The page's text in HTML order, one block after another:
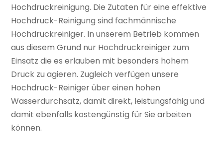
Hochdruckreinigung. Die Zutaten für eine effektive
Hochdruck-Reinigung sind fachmännische
Hochdruckreiniger. In unserem Betrieb kommen
aus diesem Grund nur Hochdruckreiniger zum
Einsatz die es erlauben mit besonders hohem
Druck zu agieren. Zugleich verfügen unsere
Hochdruck-Reiniger über einen hohen
Wasserdurchsatz, damit direkt, leistungsfähig und
damit ebenfalls kostengünstig für Sie arbeiten
können.